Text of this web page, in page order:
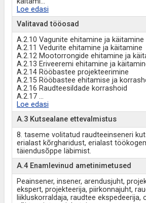
Loe edasi
Valitavad tööosad
A.2.10 Vagunite ehitamine ja käitamine
A.2.11 Vedurite ehitamine ja käitamine
A.2.12 Mootorrongide ehitamine ja
A.2.13 Eriveeremi ehitamine ja
A.2.14 Rööbastee projekteerimine
A.2.15 Rööbastee ehitamise ja
A.2.16 Raudteesildade korrashoid
A.2.17 ...
Loe edasi
A.3 Kutsealane ettevalmistus
8. taseme volitatud raudteeinseneri
erialast kõrgharidust, erialast
täiendusõppe läbimist.
A.4 Enamlevinud ametinimetused
Peainsener, insener, arendusjuht,
ekspert, projekteerija, piirkonnajuht,
liikluskorraldaja, raudtee ekspedeerija,